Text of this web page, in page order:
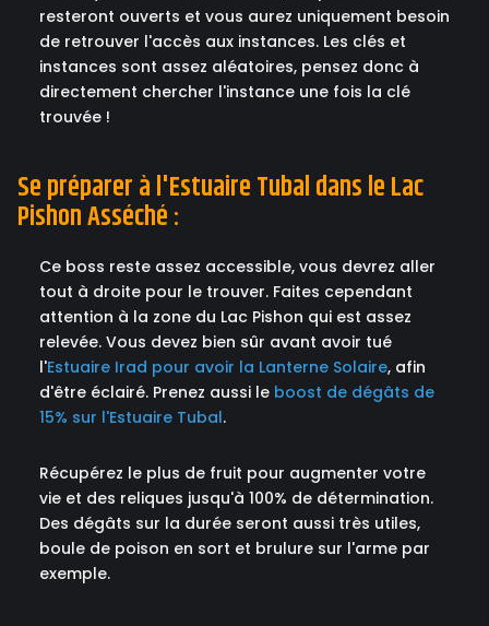
resteront ouverts et vous aurez uniquement besoin
de retrouver l'accès aux instances. Les clés et
instances sont assez aléatoires, pensez donc à
directement chercher l'instance une fois la clé
trouvée !
Se préparer à l'Estuaire Tubal dans le Lac
Pishon Asséché :
Ce boss reste assez accessible, vous devrez aller
tout à droite pour le trouver. Faites cependant
attention à la zone du Lac Pishon qui est assez
relevée. Vous devez bien sûr avant avoir tué
l'Estuaire Irad pour avoir la Lanterne Solaire, afin
d'être éclairé. Prenez aussi le boost de dégâts de
15% sur l'Estuaire Tubal.
Récupérez le plus de fruit pour augmenter votre
vie et des reliques jusqu'à 100% de détermination.
Des dégâts sur la durée seront aussi très utiles,
boule de poison en sort et brulure sur l'arme par
exemple.